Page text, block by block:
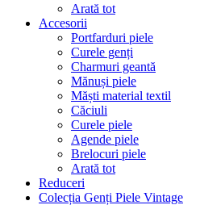
Arată tot
Accesorii
Portfarduri piele
Curele genți
Charmuri geantă
Mănuși piele
Măști material textil
Căciuli
Curele piele
Agende piele
Brelocuri piele
Arată tot
Reduceri
Colecția Genți Piele Vintage